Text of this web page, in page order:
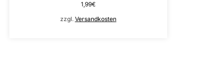
1,99€
zzgl. Versandkosten